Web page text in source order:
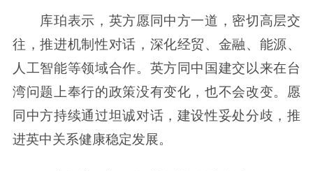
库珀表示，英方愿同中方一道，密切高层交
往，推进机制性对话，深化经贸、金融、能源、
人工智能等领域合作。英方同中国建交以来在台
湾问题上奉行的政策没有变化，也不会改变。愿
同中方持续通过坦诚对话，建设性妥处分歧，推
进英中关系健康稳定发展。